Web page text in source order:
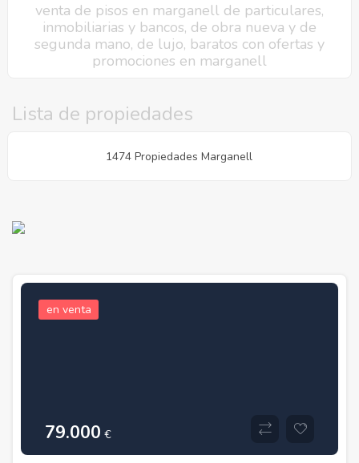
venta de pisos en marganell de particulares,
inmobiliarias y bancos, de obra nueva y de
segunda mano, de lujo, baratos con ofertas y
promociones en marganell
Lista de propiedades
1474 Propiedades Marganell
en venta
79.000 €